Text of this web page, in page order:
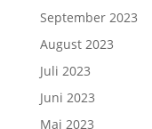
September 2023
August 2023
Juli 2023
Juni 2023
Mai 2023